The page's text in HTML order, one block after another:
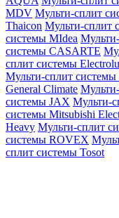
MDV Мульти-сплит
Thaicon Мульти-сплит
системы MIdea
системы CASARTE
сплит системы
Мульти-сплит системы
General Climate
системы JAX Мульти-
системы Mitsubishi
Heavy Мульти-сплит
системы ROVEX
сплит системы Tosot